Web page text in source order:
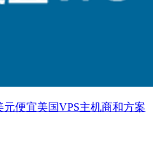
元便宜美国VPS主机商和方案